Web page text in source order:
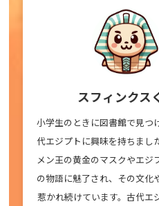
スフィンクス
小学生のときに図書館で見つ
代エジプトに興味を持ちまし
メン王の黄金のマスクやエジ
の物語に魅了され、その文化
惹かれ続けています。古代エ